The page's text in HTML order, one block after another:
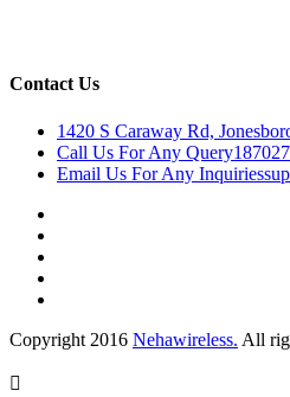
Contact Us
1420 S Caraway Rd,
Call Us For Any Query
Email Us For Any Inquiries
Copyright 2016 Nehawireless. All
